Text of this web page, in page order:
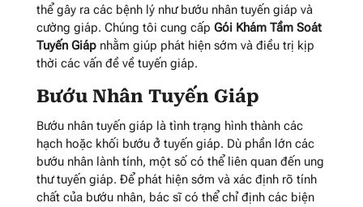
thể gây ra các bệnh lý như bướu nhân tuyến giáp và
cường giáp. Chúng tôi cung cấp Gói Khám Tầm Soát
Tuyến Giápnhằm giúp phát hiện sớm và điều trị kịp
thời các vấn đề về tuyến giáp.
Bướu Nhân Tuyến Giáp
Bướu nhân tuyến giáp là tình trạng hình thành các
hạch hoặc khối bướu ở tuyến giáp. Dù phần lớn các
bướu nhân lành tính, một số có thể liên quan đến ung
thư tuyến giáp. Để phát hiện sớm và xác định rõ tính
chất của bướu nhân, bác sĩ có thể chỉ định các biện